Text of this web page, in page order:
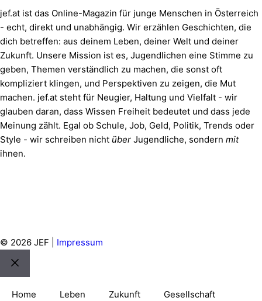
jef.at ist das Online-Magazin für junge Menschen in Österreich
- echt, direkt und unabhängig. Wir erzählen Geschichten, die
dich betreffen: aus deinem Leben, deiner Welt und deiner
Zukunft. Unsere Mission ist es, Jugendlichen eine Stimme zu
geben, Themen verständlich zu machen, die sonst oft
kompliziert klingen, und Perspektiven zu zeigen, die Mut
machen. jef.at steht für Neugier, Haltung und Vielfalt - wir
glauben daran, dass Wissen Freiheit bedeutet und dass jede
Meinung zählt. Egal ob Schule, Job, Geld, Politik, Trends oder
Style - wir schreiben nicht über Jugendliche, sondern mit
ihnen.
© 2026 JEF | Impressum
Schließen
Home Leben Zukunft Gesellschaft